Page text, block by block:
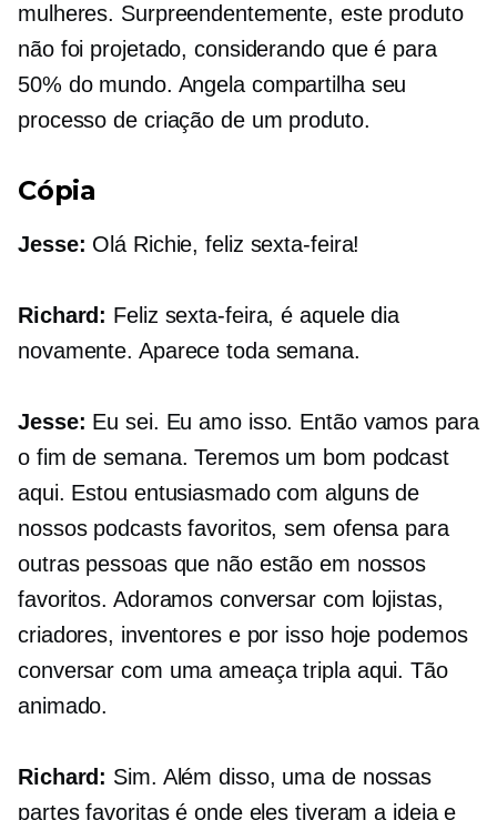
mulheres. Surpreendentemente, este produto
não foi projetado, considerando que é para
50% do mundo. Angela compartilha seu
processo de criação de um produto.
Cópia
Jesse: Olá Richie, feliz sexta-feira!
Richard: Feliz sexta-feira, é aquele dia
novamente. Aparece toda semana.
Jesse: Eu sei. Eu amo isso. Então vamos para
o fim de semana. Teremos um bom podcast
aqui. Estou entusiasmado com alguns de
nossos podcasts favoritos, sem ofensa para
outras pessoas que não estão em nossos
favoritos. Adoramos conversar com lojistas,
criadores, inventores e por isso hoje podemos
conversar com uma ameaça tripla aqui. Tão
animado.
Richard: Sim. Além disso, uma de nossas
partes favoritas é onde eles tiveram a ideia e